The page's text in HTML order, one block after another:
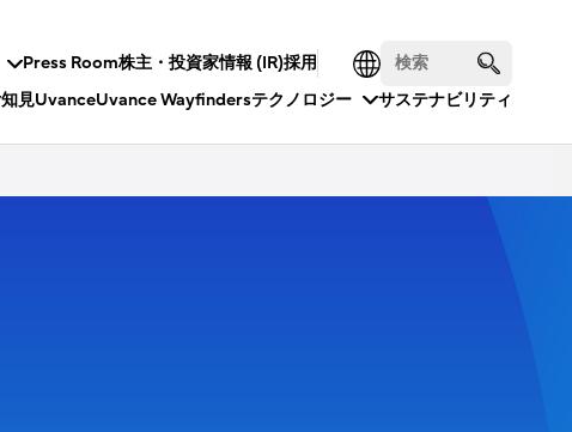
Press Room株主・投資家情報 (IR)採用
知見UvanceUvance Wayfindersテクノロジー サステナビリティ